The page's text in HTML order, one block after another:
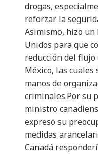
drogas,
reforzar la
Asimismo, hizo un
Unidos para que
reducción del flujo
México, las
manos de
criminales.Por su
ministro
expresó su
medidas
Canadá